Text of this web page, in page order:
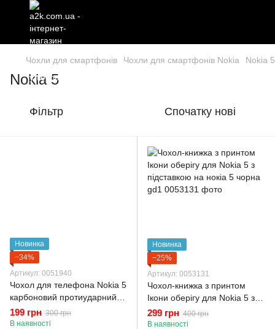
Чохли для смартфонів Чохли для смартфонів Nokia Nokia 5
Nokia 5
Фільтр Спочатку нові
Новинка
−34%
Артикул: 0051940
Чохол для телефона Nokia 5
карбоновий протиударний з
високими бортами чорний
199 грн 300 грн
В наявності
Новинка
−25%
Артикул: 0053131
Чохол-книжка з принтом
Ікони оберігу для Nokia 5 з
підставкою на нокіа 5 чорна
gd1
299 грн 400 грн
В наявності